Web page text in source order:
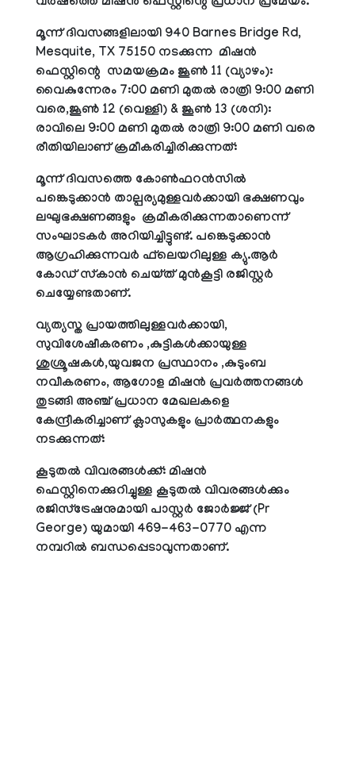
മൂന്ന് ദിവസങ്ങളിലായി 940 Barnes Bridge Rd,
Mesquite, TX 75150 നടക്കുന്ന മിഷന്‍
ഫെസ്റ്റിന്റെ സമയക്രമം ജൂണ്‍ 11 (വ്യാഴം):
വൈകുന്നേരം 7:00 മണി മുതല്‍ രാത്രി 9:00 മണി
വരെ,ജൂണ്‍ 12 (വെള്ളി) & ജൂണ്‍ 13 (ശനി):
രാവിലെ 9:00 മണി മുതല്‍ രാത്രി 9:00 മണി വരെ
രീതിയിലാണ് ക്രമീകരിച്ചിരിക്കുന്നത്:
മൂന്ന് ദിവസത്തെ കോണ്‍ഫറന്‍സില്‍
പങ്കെടുക്കാന്‍ താല്പര്യമുള്ളവര്‍ക്കായി ഭക്ഷണവും
ലഘുഭക്ഷണങ്ങളും ക്രമീകരിക്കുന്നതാണെന്ന്
സംഘാടകര്‍ അറിയിച്ചിട്ടുണ്ട്. പങ്കെടുക്കാന്‍
ആഗ്രഹിക്കുന്നവര്‍ ഫ്‌ലെയറിലുള്ള ക്യു.ആര്‍
കോഡ് സ്‌കാന്‍ ചെയ്ത് മുന്‍കൂട്ടി രജിസ്റ്റര്‍
ചെയ്യേണ്ടതാണ്.
വ്യത്യസ്ത പ്രായത്തിലുള്ളവര്‍ക്കായി,
സുവിശേഷീകരണം ,കുട്ടികള്‍ക്കായുള്ള
ശുശ്രൂഷകള്‍,യുവജന പ്രസ്ഥാനം ,കുടുംബ
നവീകരണം, ആഗോള മിഷന്‍ പ്രവര്‍ത്തനങ്ങള്‍
തുടങ്ങി അഞ്ച് പ്രധാന മേഖലകളെ
കേന്ദ്രീകരിച്ചാണ് ക്ലാസുകളും പ്രാര്‍ത്ഥനകളും
നടക്കുന്നത്:
കൂടുതല്‍ വിവരങ്ങള്‍ക്ക്: മിഷന്‍
ഫെസ്റ്റിനെക്കുറിച്ചുള്ള കൂടുതല്‍ വിവരങ്ങള്‍ക്കും
രജിസ്‌ട്രേഷനുമായി പാസ്റ്റര്‍ ജോര്‍ജ്ജ് (Pr
George) യുമായി 469-463-0770 എന്ന
നമ്പറില്‍ ബന്ധപ്പെടാവുന്നതാണ്.